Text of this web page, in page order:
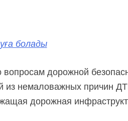
болады
дорожной
из немаловажных причин
дорожная